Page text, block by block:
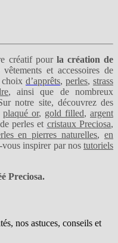
créatif pourla création de
vêtements et accessoires de
choix d’apprêts, perles, strass
, ainsi que de nombreux
notre site, découvrez des
plaqué or, gold filled, argent
perles et cristaux Preciosa,
en pierres naturelles, en
vous inspirer par nostutoriels
Preciosa.
nos astuces, conseils et